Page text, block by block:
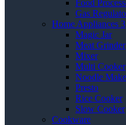
Food
Gas
Home Appliances 3
Magic Jar
Meat Grinder
Mixer
Multi Cooker
Noodle
Presto
Rice Cooker
Slow Cooker
Cookware